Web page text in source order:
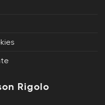
Rigolo